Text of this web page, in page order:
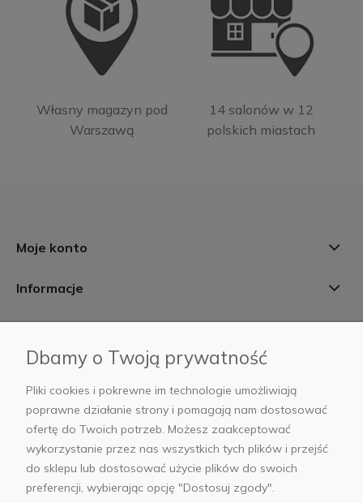
Własny magazyn pod
Warszawą
14 salonów w 12
polskich miastach
Moje konto
Informacje
AB Foto
sklep@abfoto.pl
+48 797 971 275
Dbamy o Twoją prywatność
Pliki cookies i pokrewne im technologie umożliwiają
poprawne działanie strony i pomagają nam dostosować
ofertę do Twoich potrzeb. Możesz zaakceptować
wykorzystanie przez nas wszystkich tych plików i przejść
do sklepu lub dostosować użycie plików do swoich
preferencji, wybierając opcję "Dostosuj zgody".